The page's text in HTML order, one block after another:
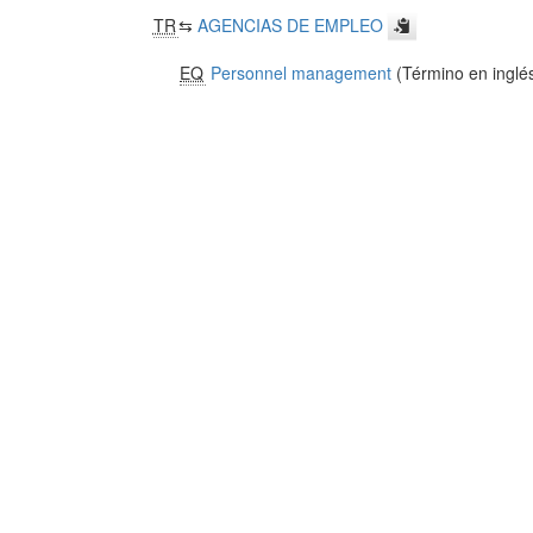
TR⇆ AGENCIAS DE EMPLEO
EQ Personnel management (Término en